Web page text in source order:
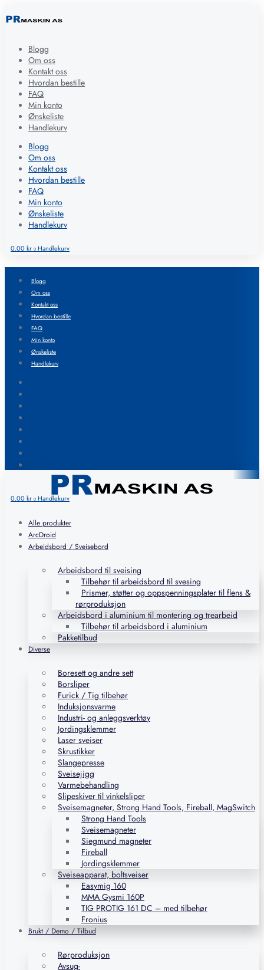
Blogg
Om oss
Kontakt oss
Hvordan bestille
FAQ
Min konto
Ønskeliste
Handlekurv
Blogg
Om oss
Kontakt oss
Hvordan bestille
FAQ
Min konto
Ønskeliste
Handlekurv
0.00kr 0 Handlekurv
Blogg
Om oss
Kontakt oss
Hvordan bestille
FAQ
Min konto
Ønskeliste
Handlekurv
0.00kr 0 Handlekurv
Alle produkter
ArcDroid
Arbeidsbord / Sveisebord
Arbeidsbord til sveising
Tilbehør til arbeidsbord til svesing
Prismer, støtter og oppspenningsplater til flens &
rørproduksjon
Arbeidsbord i aluminium til montering og trearbeid
Tilbehør til arbeidsbord i aluminium
Pakketilbud
Diverse
Boresett og andre sett
Borsliper
Furick / Tig tilbehør
Induksjonsvarme
Industri- og anleggsverktøy
Jordingsklemmer
Laser sveiser
Skrustikker
Slangepresse
Sveisejigg
Varmebehandling
Slipeskiver til vinkelsliper
Sveisemagneter, Strong Hand Tools, Fireball, MagSwitch
Strong Hand Tools
Sveisemagneter
Siegmund magneter
Fireball
Jordingsklemmer
Sveiseapparat, boltsveiser
Easymig 160
MMA Gysmi 160P
TIG PROTIG 161 DC – med tilbehør
Fronius
Brukt / Demo / Tilbud
Rørproduksjon
Avsug-